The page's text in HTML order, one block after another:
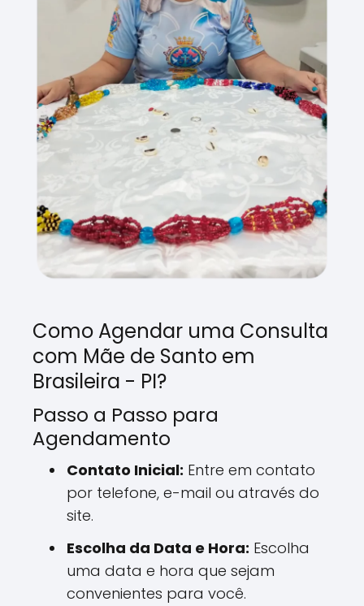
Como Agendar uma Consulta
com Mãe de Santo em
Brasileira - PI?
Passo a Passo para
Agendamento
Contato Inicial: Entre em contato
por telefone, e-mail ou através do
site.
Escolha da Data e Hora: Escolha
uma data e hora que sejam
convenientes para você.